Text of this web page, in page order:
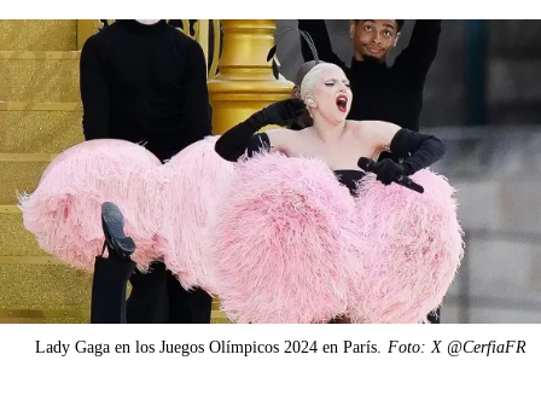
Lady Gaga en los Juegos Olímpicos 2024 en París. Foto: X @CerfiaFR